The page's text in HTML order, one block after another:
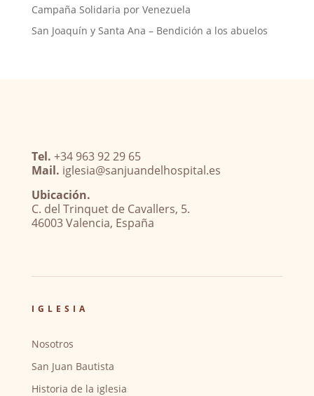
Campaña Solidaria por Venezuela
San Joaquín y Santa Ana – Bendición a los abuelos
Tel. +34 963 92 29 65
Mail. iglesia@sanjuandelhospital.es
Ubicación.
C. del Trinquet de Cavallers, 5.
46003 Valencia, España
IGLESIA
Nosotros
San Juan Bautista
Historia de la iglesia